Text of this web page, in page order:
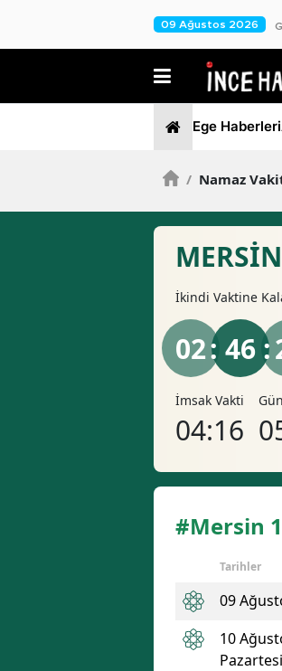
09 Ağustos 2026
Ege Haberleri
/ Namaz
İkindi Vaktine
02: 46 :
İmsak Vakti
04:16
#Mersin
Tarihler
09
10
Pazartesi